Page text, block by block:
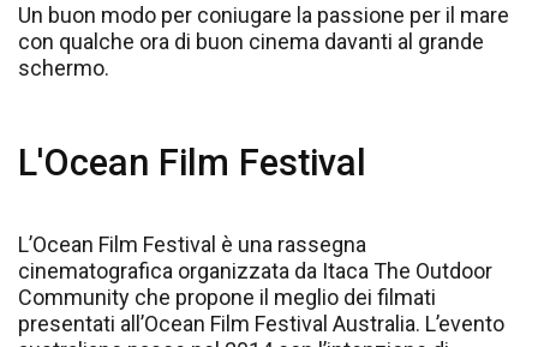
Un buon modo per coniugare la passione per il mare
con qualche ora di buon cinema davanti al grande
schermo.
L'Ocean Film Festival
L’Ocean Film Festival è una rassegna
cinematografica organizzata da Itaca The Outdoor
Community che propone il meglio dei filmati
presentati all’Ocean Film Festival Australia. L’evento